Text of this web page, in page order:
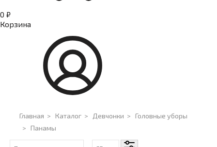
0 ₽
Корзина
Главная > Каталог > Девчонки > Головные уборы
> Панамы